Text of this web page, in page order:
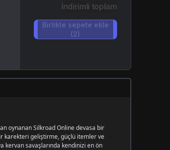
İndirimli toplam
Birlikte sepete ekle
(2)
oynanan Silkroad Online devasa bir
karekteri geliştirme, güçlü itemler ve
kervan savaşlarında kendinizi en ön